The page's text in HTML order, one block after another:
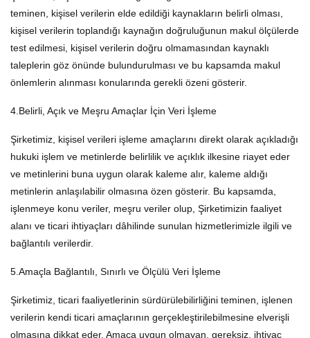
teminen, kişisel verilerin elde edildiği kaynakların belirli olması,
kişisel verilerin toplandığı kaynağın doğruluğunun makul ölçülerde
test edilmesi, kişisel verilerin doğru olmamasından kaynaklı
taleplerin göz önünde bulundurulması ve bu kapsamda makul
önlemlerin alınması konularında gerekli özeni gösterir.
4.Belirli, Açık ve Meşru Amaçlar İçin Veri İşleme
Şirketimiz, kişisel verileri işleme amaçlarını direkt olarak açıkladığı
hukuki işlem ve metinlerde belirlilik ve açıklık ilkesine riayet eder
ve metinlerini buna uygun olarak kaleme alır, kaleme aldığı
metinlerin anlaşılabilir olmasına özen gösterir. Bu kapsamda,
işlenmeye konu veriler, meşru veriler olup, Şirketimizin faaliyet
alanı ve ticari ihtiyaçları dâhilinde sunulan hizmetlerimizle ilgili ve
bağlantılı verilerdir.
5.Amaçla Bağlantılı, Sınırlı ve Ölçülü Veri İşleme
Şirketimiz, ticari faaliyetlerinin sürdürülebilirliğini teminen, işlenen
verilerin kendi ticari amaçlarının gerçekleştirilebilmesine elverişli
olmasına dikkat eder. Amaca uygun olmayan, gereksiz, ihtiyaç